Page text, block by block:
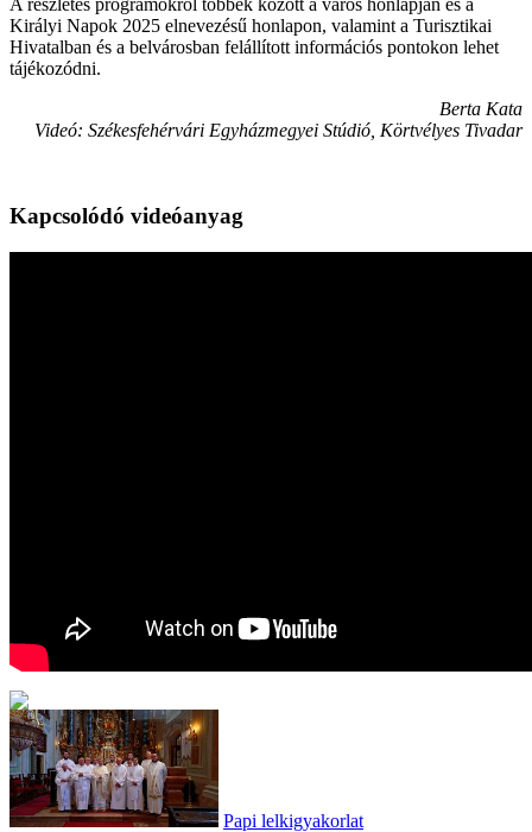
Királyi Napok 2025 elnevezésű honlapon, valamint a Turisztikai
Hivatalban és a belvárosban felállított információs pontokon lehet
tájékozódni.
Berta Kata
Videó: Székesfehérvári Egyházmegyei Stúdió, Körtvélyes Tivadar
Kapcsolódó videóanyag
Papi lelkigyakorlat